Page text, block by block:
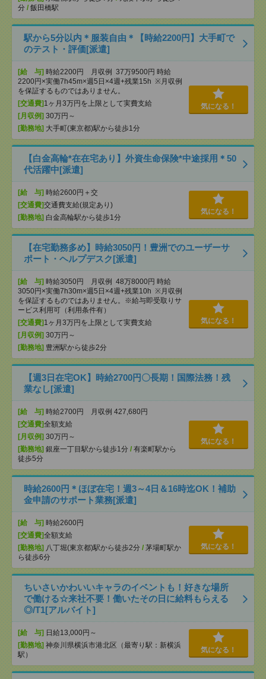
分 / 飯田橋駅
駅から5分以内＊服装自由＊【時給2200円】大手町で
のテスト・評価[派遣]
[給 与] 時給2200円 月収例 37万9500円 時給
2200円×実働7h45m×週5日×4週+残業15h ※月収例
を保証するものではありません。
[交通費] 1ヶ月3万円を上限として実費支給
[月収例] 30万円～
[勤務地] 大手町(東京都)駅から徒歩1分
気になる！
【白金高輪*在在宅あり】外資生命保険*中途採用＊50
代活躍中[派遣]
[給 与] 時給2600円＋交
[交通費]交通費支給(規定あり)
[勤務地] 白金高輪駅から徒歩1分
気になる！
【在宅勤務多め】時給3050円！豊洲でのユーザーサ
ポート・ヘルプデスク[派遣]
[給 与] 時給3050円 月収例 48万8000円 時給
3050円×実働7h30m×週5日×4週+残業10h ※月収例
を保証するものではありません。※給与即受取りサ
ービス利用可（利用条件有）
[交通費] 1ヶ月3万円を上限として実費支給
[月収例] 30万円～
[勤務地] 豊洲駅から徒歩2分
気になる！
【週3日在宅OK】時給2700円〇長期！国際法務！残
業なし[派遣]
[給 与] 時給2700円 月収例 427,680円
[交通費]全額支給
[月収例] 30万円～
[勤務地] 銀座一丁目駅から徒歩1分 / 有楽町駅から
徒歩5分
気になる！
時給2600円＊ほぼ在宅！週3～4日＆16時迄OK！補助
金申請のサポート業務[派遣]
[給 与] 時給2600円
[交通費]全額支給
[勤務地] 八丁堀(東京都)駅から徒歩2分 / 茅場町駅か
ら徒歩6分
気になる！
ちいさいかわいいキャラのイベントも！好きな場所
で働ける☆来社不要！働いたその日に給料もらえる
◎/T1[アルバイト]
[給 与] 日給13,000円～
[勤務地] 神奈川県横浜市港北区（最寄り駅：新横浜
駅）
気になる！